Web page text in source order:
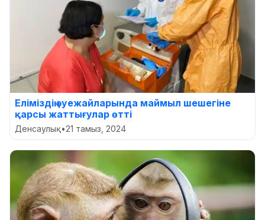
Еліміздің әуежайларында маймыл шешегіне
қарсы жаттығулар өтті
Денсаулық•21 тамыз, 2024